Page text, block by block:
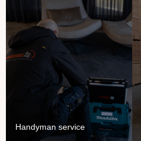
Handyman service
Handyman
service
Voor het ophangen,
monteren en demonteren
van je spullen.
Lees Meer